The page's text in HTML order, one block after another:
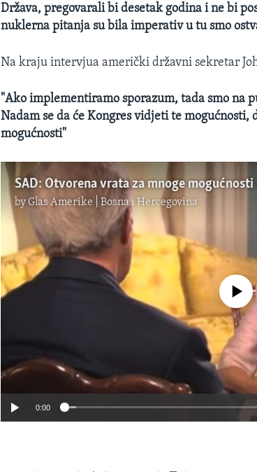
Država, pregovarali bi desetak godina i ne bi
nuklerna pitanja su bila imperativ u tu smo
Na kraju intervjua američki državni sekretar
"Ako implementiramo sporazum, tada smo na
Nadam se da će Kongres vidjeti te
mogućnosti"
byGlas Amerike | Bosna i Hercegovina
No media source
0:00